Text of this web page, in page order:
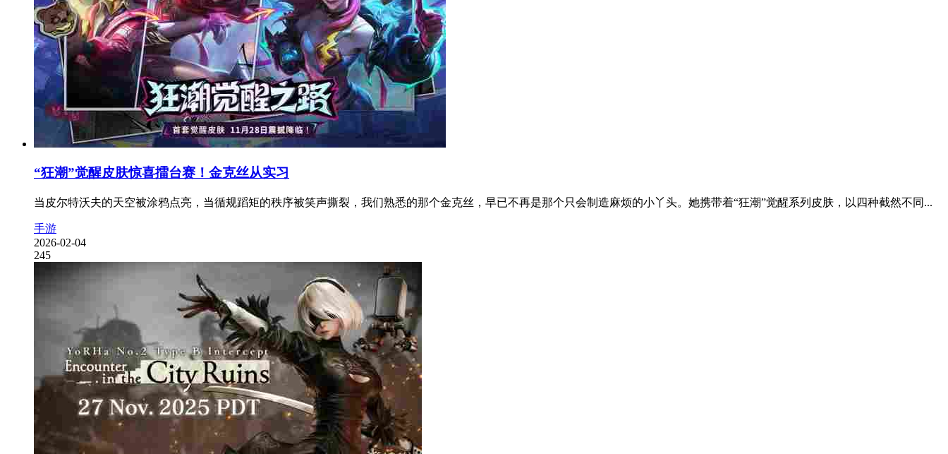
“狂潮”觉醒皮肤惊喜擂台赛！金克丝从实习
当皮尔特沃夫的天空被涂鸦点亮，当循规蹈矩的秩序被笑声撕裂，我们熟悉的那个金克丝，早已不再是那个只会制造麻烦的小丫头。她携带着“狂潮”觉醒系列皮肤，以四种截然不同...
手游
2026-02-04
245